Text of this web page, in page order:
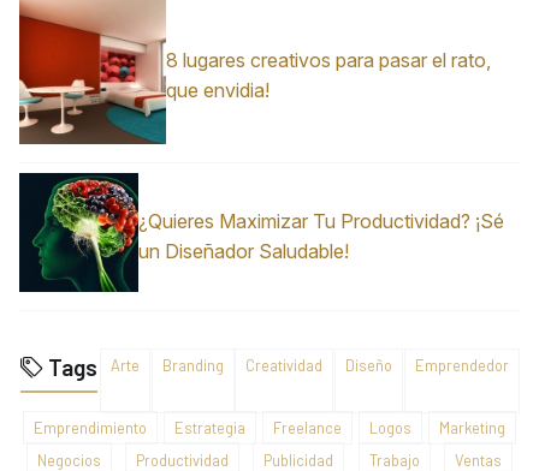
8 lugares creativos para pasar el rato,
que envidia!
¿Quieres Maximizar Tu Productividad? ¡Sé
un Diseñador Saludable!
Tags Arte Branding Creatividad Diseño Emprendedor
Emprendimiento Estrategia Freelance Logos
Marketing
Negocios
Productividad Publicidad Trabajo Ventas